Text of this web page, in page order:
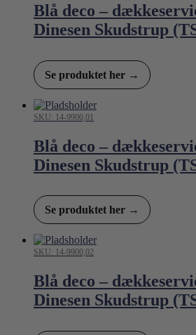
Blå deco –
Dinesen Skudstrup
Se produktet her →
SKU: 14-9900,01
Blå deco –
Dinesen Skudstrup
Se produktet her →
SKU: 14-9900,02
Blå deco –
Dinesen Skudstrup